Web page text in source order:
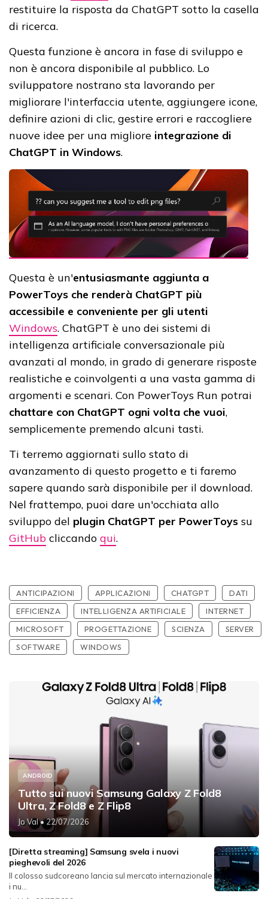
restituire la risposta da ChatGPT sotto la casella
di ricerca.
Questa funzione è ancora in fase di sviluppo e
non è ancora disponibile al pubblico. Lo
sviluppatore nostrano sta lavorando per
migliorare l'interfaccia utente, aggiungere icone,
definire azioni di clic, gestire errori e raccogliere
nuove idee per una migliore integrazione di
ChatGPT in Windows.
Questa è un'entusiasmante aggiunta a
PowerToys che renderà ChatGPT più
accessibile e conveniente per gli utenti
Windows. ChatGPT è uno dei sistemi di
intelligenza artificiale conversazionale più
avanzati al mondo, in grado di generare risposte
realistiche e coinvolgenti a una vasta gamma di
argomenti e scenari. Con PowerToys Run potrai
chattare con ChatGPT ogni volta che vuoi,
semplicemente premendo alcuni tasti.
Ti terremo aggiornati sullo stato di
avanzamento di questo progetto e ti faremo
sapere quando sarà disponibile per il download.
Nel frattempo, puoi dare un'occhiata allo
sviluppo del plugin ChatGPT per PowerToys su
GitHub cliccando qui.
ANTICIPAZIONI APPLICAZIONI CHATGPT
DATI
EFFICIENZA
INTELLIGENZA ARTIFICIALE
INTERNET
MICROSOFT
PROGETTAZIONE SCIENZA
SERVER
SOFTWARE
WINDOWS
ANDROID
Tutto sui nuovi Samsung Galaxy Z Fold8
Ultra, Z Fold8 e Z Flip8
Jo Val• 22/07/2026
[Diretta streaming] Samsung svela i nuovi
pieghevoli del 2026
Il colosso sudcoreano lancia sul mercato internazionale
i nu...